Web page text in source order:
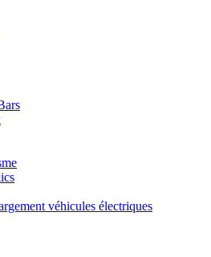
véhicules électriques